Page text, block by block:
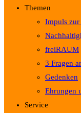
Themen
Impuls zur
freiRAUM
3 Fragen
Gedenken
Ehrungen
Service